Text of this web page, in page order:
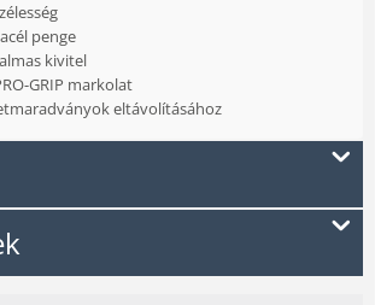
penge
kivitel
GRIP markolat
eltávolításához